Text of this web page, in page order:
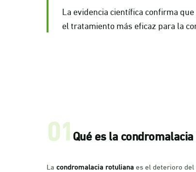
La evidencia científica confirma que
el tratamiento más eficaz para la
01Qué es la
La condromalacia rotulianaes el deterioro